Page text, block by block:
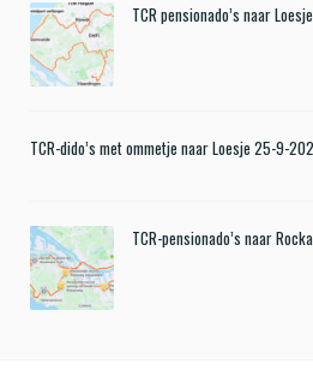
TCR pensionado’s naar
TCR-dido’s met ommetje naar Loesje 25-9-
TCR-pensionado’s naar